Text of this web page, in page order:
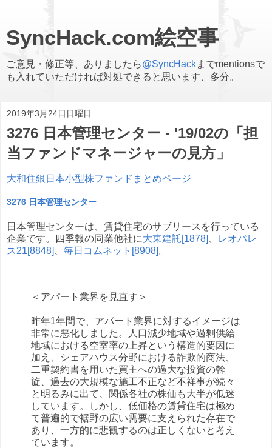
SyncHack.com絵空事
ご意見・修正等、ありましたら@SyncHackまでmentionsで
も入れていただければ対処できると思います、多分。
2019年3月24日日曜日
3276 日本管理センター - '19/02の「担
当ファンドマネージャーの見方」
大和住銀日本小型株ファンドまとめページ
3276 日本管理センター
日本管理センターは、賃貸住宅のサブリースを行っている
企業です。四季報の同業他社に大東建託[1878]
レオパレ
ス21[8848]
毎日コムネット[8908] 。
＜アパート業界を見直す＞
昨年1年間で、アパート業界に対するイメージは
非常に悪化しました。人口減少地域や過剰供給
地域における空室率の上昇という構造的要因に
加え、シェアハウス分野における詐欺的商法、
二重契約書を用いた買主への過大な投資の斡
旋、過去の大規模な施工不正など不祥事が続々
と明るみに出て、関係各社の株価も大半が低迷
しています。しかし、低価格の賃貸住宅は極め
て普遍的で裾野の広い需要に支えられた存在で
あり、一方的に悲観するのは正しくないと考え
ています。